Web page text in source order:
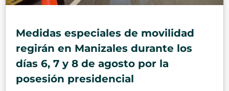
Medidas especiales de movilidad
regirán en Manizales durante los
días 6, 7 y 8 de agosto por la
posesión presidencial